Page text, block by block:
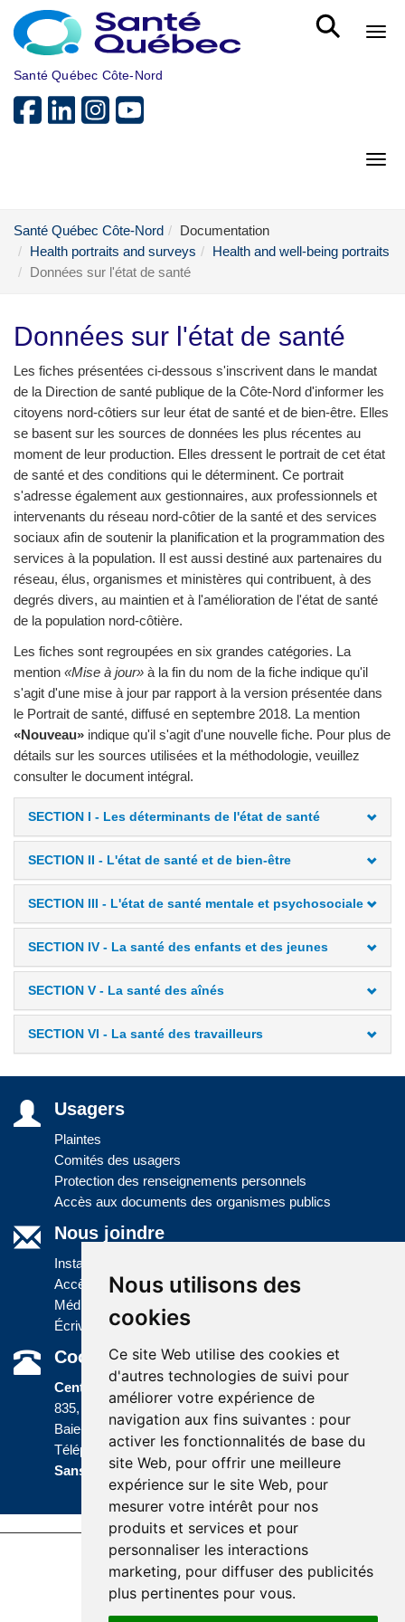
Nous utilisons des
cookies
Ce site Web utilise des cookies et
d'autres technologies de suivi pour
améliorer votre expérience de
navigation aux fins suivantes : pour
activer les fonctionnalités de base du
site Web, pour offrir une meilleure
expérience sur le site Web, pour
mesurer votre intérêt pour nos
produits et services et pour
personnaliser les interactions
marketing, pour diffuser des publicités
plus pertinentes pour vous.
Skip to main content
Santé Québec Côte-Nord
Santé Québec Côte-Nord
Documentation
Health portraits and surveys
Health and well-being portraits
Données sur l'état de santé
Données sur l'état de santé
Les fiches présentées ci-dessous s'inscrivent dans le mandat
de la Direction de santé publique de la Côte-Nord d'informer les
citoyens nord-côtiers sur leur état de santé et de bien-être. Elles
se basent sur les sources de données les plus récentes au
moment de leur production. Elles dressent le portrait de cet état
de santé et des conditions qui le déterminent. Ce portrait
s'adresse également aux gestionnaires, aux professionnels et
intervenants du réseau nord-côtier de la santé et des services
sociaux afin de soutenir la planification et la programmation des
services à la population. Il est aussi destiné aux partenaires du
réseau, élus, organismes et ministères qui contribuent, à des
degrés divers, au maintien et à l'amélioration de l'état de santé
de la population nord‑côtière.
Les fiches sont regroupées en six grandes catégories. La
mention «Mise à jour» à la fin du nom de la fiche indique qu'il
s'agit d'une mise à jour par rapport à la version présentée dans
le Portrait de santé, diffusé en septembre 2018. La mention
«Nouveau» indique qu'il s'agit d'une nouvelle fiche. Pour plus de
détails sur les sources utilisées et la méthodologie, veuillez
consulter le document intégral.
SECTION I - Les déterminants de l'état de santé
SECTION II - L'état de santé et de bien-être
SECTION III - L'état de santé mentale et psychosociale
SECTION IV - La santé des enfants et des jeunes
SECTION V - La santé des aînés
SECTION VI - La santé des travailleurs
Usagers
Plaintes
Comités des usagers
Protection des renseignements personnels
Accès aux documents des organismes publics
Nous joindre
Installations
Accès à l'information
Médias
Écrivez-nous
Coordonnées
Centre administratif
835, boulevard Jolliet
Baie-Comeau (Québec) G5C 1P5
Téléphone :418 589-9845ou
Sans frais : 1 800 463-5142
Last update : 8 November 2018
Accessibility | Site map |
Terms of Use |
Website development